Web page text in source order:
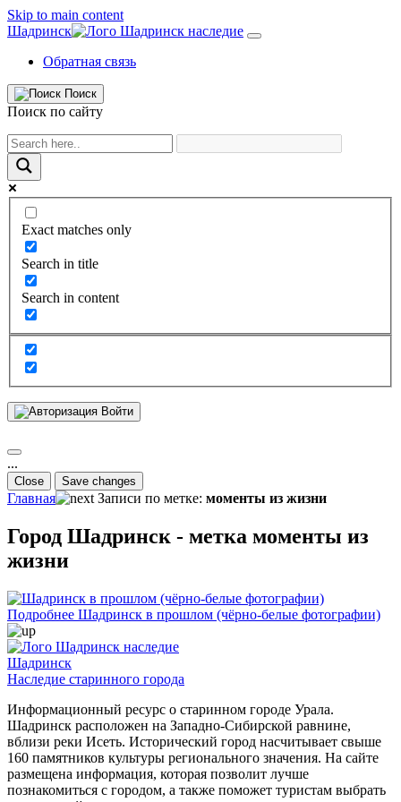
Skip to main content
Шадринск
Обратная связь
Поиск
Поиск по сайту
Exact matches only
Search in title
Search in content
Войти
...
Close Save changes
Главная Записи по метке: моменты из жизни
Город Шадринск - метка моменты из
жизни
Подробнее Шадринск в прошлом (чёрно-белые фотографии)
Шадринск
Наследие старинного города
Информационный ресурс о старинном городе Урала.
Шадринск расположен на Западно-Сибирской равнине,
вблизи реки Исеть. Исторический город насчитывает свыше
160 памятников культуры регионального значения. На сайте
размещена информация, которая позволит лучше
познакомиться с городом, а также поможет туристам выбрать